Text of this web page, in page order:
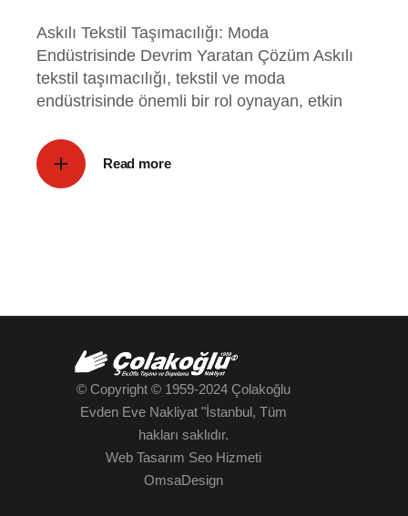
Askılı Tekstil Taşımacılığı: Moda
Endüstrisinde Devrim Yaratan Çözüm Askılı
tekstil taşımacılığı, tekstil ve moda
endüstrisinde önemli bir rol oynayan, etkin
Read more
© Copyright © 1959-2024 Çolakoğlu
Evden Eve Nakliyat "İstanbul, Tüm
hakları saklıdır.
Web Tasarım Seo Hizmeti
OmsaDesign